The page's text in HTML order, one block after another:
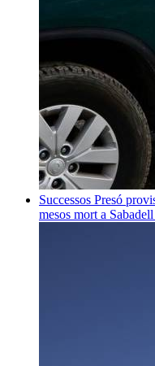
Successos Presó
mesos mort a Sabadell